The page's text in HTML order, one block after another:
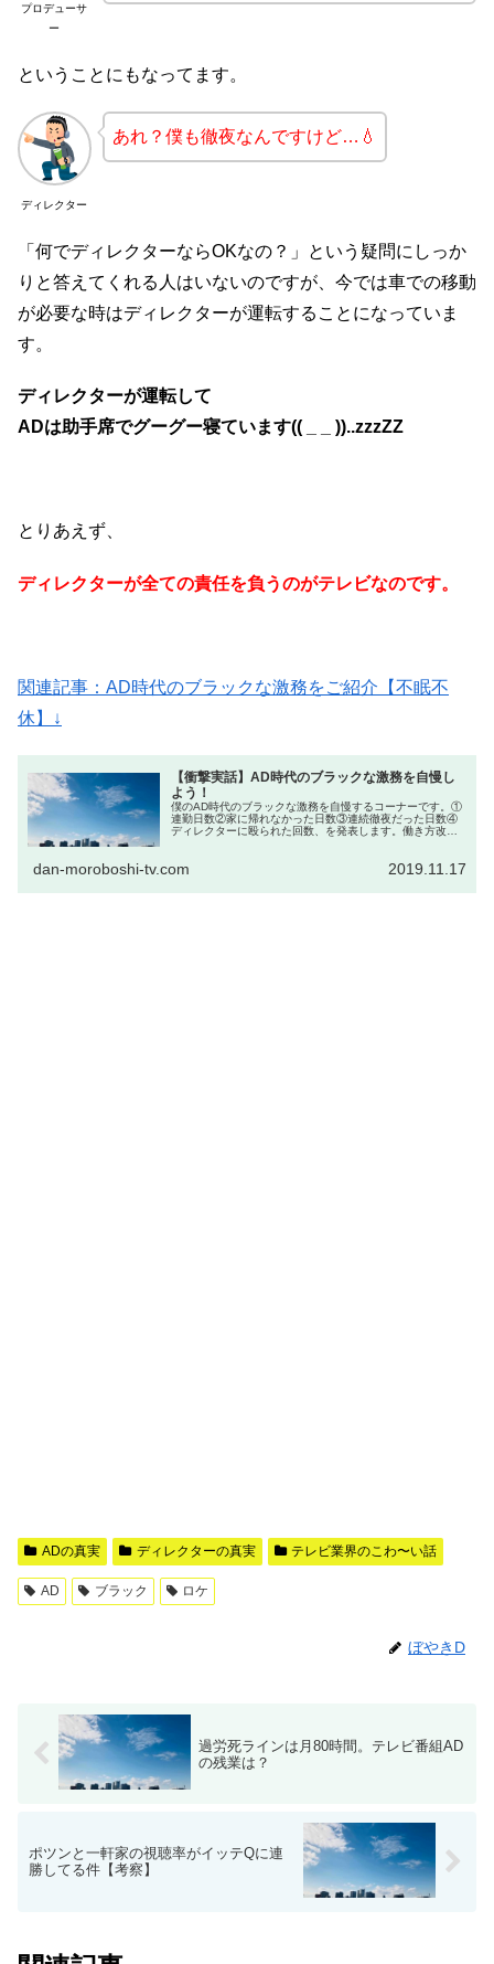
プロデューサ
ー
ということにもなってます。
ディレクター
あれ？僕も徹夜なんですけど…💧
「何でディレクターならOKなの？」という疑問にしっか
りと答えてくれる人はいないのですが、今では車での移動
が必要な時はディレクターが運転することになっていま
す。
ディレクターが運転して
ADは助手席でグーグー寝ています(( _ _ ))..zzzZZ
とりあえず、
ディレクターが全ての責任を負うのがテレビなのです。
関連記事：AD時代のブラックな激務をご紹介【不眠不
休】↓
【衝撃実話】AD時代のブラックな激務を自慢し
よう！
僕のAD時代のブラックな激務を自慢するコーナーです。①
連勤日数②家に帰れなかった日数③連続徹夜だった日数④
ディレクターに殴られた回数、を発表します。働き方改革
dan-moroboshi-tv.com 2019.11.17
ADの真実 ディレクターの真実 テレビ業界のこわ〜い話
AD ブラック ロケ
ぼやきD
過労死ラインは月80時間。テレビ番組AD
の残業は？
ポツンと一軒家の視聴率がイッテQに連
勝してる件【考察】